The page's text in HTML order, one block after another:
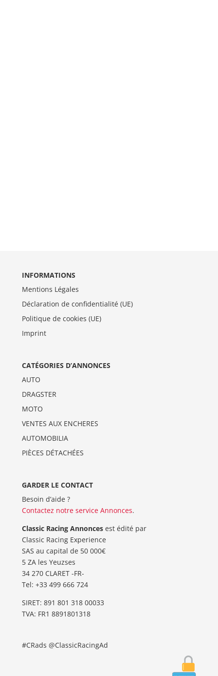
INFORMATIONS
Mentions Légales
Déclaration de confidentialité (UE)
Politique de cookies (UE)
Imprint
CATÉGORIES D’ANNONCES
AUTO
DRAGSTER
MOTO
VENTES AUX ENCHERES
AUTOMOBILIA
PIÈCES DÉTACHÉES
GARDER LE CONTACT
Besoin d’aide ?
Contactez notre service Annonces.
Classic Racing Annoncesest édité par
Classic Racing Experience
SAS au capital de 50 000€
5 ZA les Yeuzses
34 270 CLARET -FR-
Tel: ‭+33 499 666 724‬
SIRET: 891 801 318 00033
TVA: FR1 8891801318
#CRads @ClassicRacingAd